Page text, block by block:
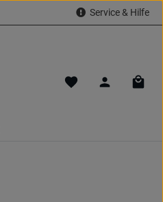
Service & Hilfe
Du hast 0 Produkte